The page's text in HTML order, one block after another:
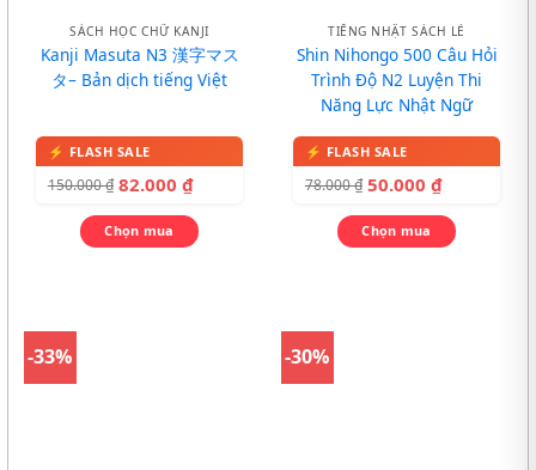
SÁCH HỌC CHỮ KANJI
Kanji Masuta N3 漢字マス
タ– Bản dịch tiếng Việt
150.000₫ 82.000 ₫
Chọn mua
TIẾNG NHẬT SÁCH LẺ
Shin Nihongo 500 Câu Hỏi
Trình Độ N2 Luyện Thi
Năng Lực Nhật Ngữ
78.000₫ 50.000 ₫
Chọn mua
-33% -30%